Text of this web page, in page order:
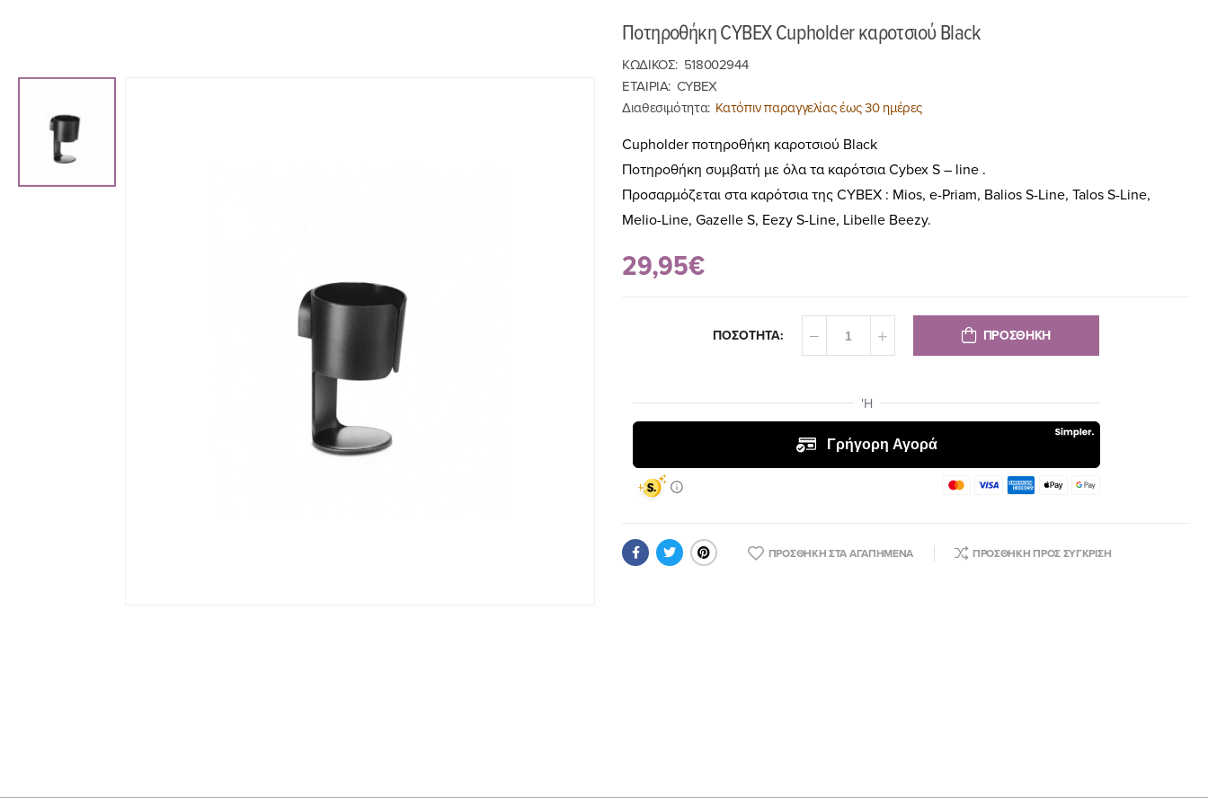
Ποτηροθήκη CYBEX Cupholder καροτσιού Black
ΚΩΔΙΚΟΣ: 518002944
ΕΤΑΙΡΙΑ: CYBEX
Διαθεσιμότητα: Κατόπιν παραγγελίας έως 30 ημέρες
Cupholder ποτηροθήκη καροτσιού Black
Ποτηροθήκη συμβατή με όλα τα καρότσια Cybex S – line .
Προσαρμόζεται στα καρότσια της CYBEX : Mios, e-Priam, Balios S-Line, Talos S-Line,
Melio-Line, Gazelle S, Eezy S-Line, Libelle Beezy.
29,95€
ΠΟΣΟΤΗΤΑ: ΠΡΟΣΘΗΚΗ
ΠΡΟΣΘΉΚΗ ΣΤΑ ΑΓΑΠΗΜΈΝΑ ΠΡΟΣΘΉΚΗ ΠΡΟΣ ΣΎΓΚΡΙΣΗ